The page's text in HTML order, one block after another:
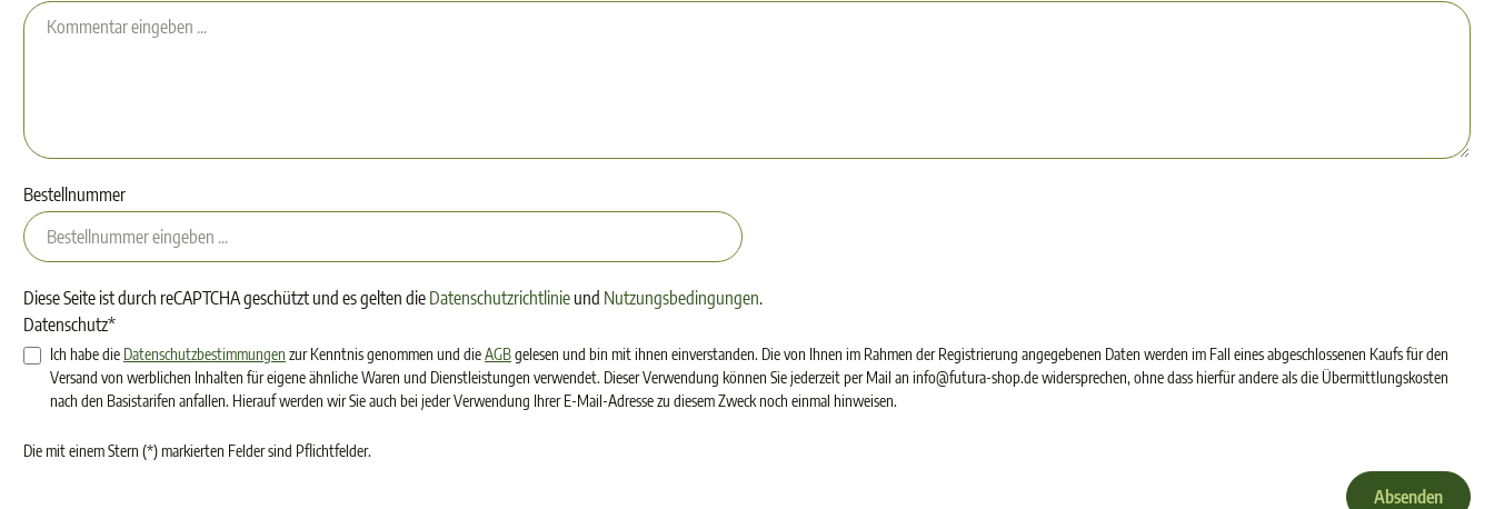
Bestellnummer
Diese Seite ist durch reCAPTCHA geschützt und es gelten die Datenschutzrichtlinie und Nutzungsbedingungen.
Datenschutz*
Ich habe die Datenschutzbestimmungen zur Kenntnis genommen und dieAGBgelesen und bin mit ihnen einverstanden. Die von Ihnen im Rahmen der Registrierung angegebenen Daten werden im Fall eines abgeschlossenen Kaufs für den
Versand von werblichen Inhalten für eigene ähnliche Waren und Dienstleistungen verwendet. Dieser Verwendung können Sie jederzeit per Mail an info@futura-shop.de widersprechen, ohne dass hierfür andere als die Übermittlungskosten
nach den Basistarifen anfallen. Hierauf werden wir Sie auch bei jeder Verwendung Ihrer E-Mail-Adresse zu diesem Zweck noch einmal hinweisen.
Die mit einem Stern (*) markierten Felder sind Pflichtfelder.
Absenden